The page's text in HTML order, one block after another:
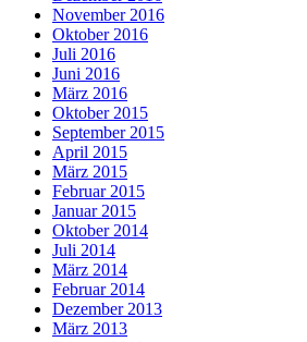
November 2016
Oktober 2016
Juli 2016
Juni 2016
März 2016
Oktober 2015
September 2015
April 2015
März 2015
Februar 2015
Januar 2015
Oktober 2014
Juli 2014
März 2014
Februar 2014
Dezember 2013
März 2013